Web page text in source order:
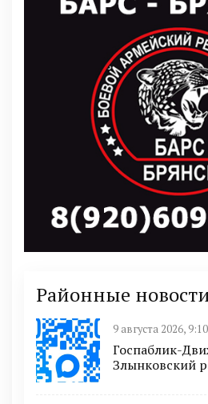
Районные
9 августа 2026, 9:10
Госпаблик-
Злынковский